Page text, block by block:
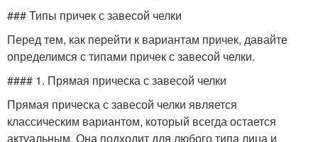
### Типы причек с завесой челки
Перед тем, как перейти к вариантам причек, давайте
определимся с типами причек с завесой челки.
#### 1. Прямая прическа с завесой челки
Прямая прическа с завесой челки является
классическим вариантом, который всегда остается
актуальным. Она подходит для любого типа лица и